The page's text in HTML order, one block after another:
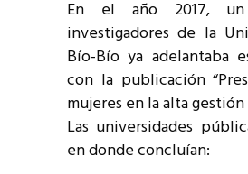
En el año 2017,
investigadores de la
Bío-Bío ya adelantaba
con la publicación
mujeres en la alta
Las universidades
en donde concluían: